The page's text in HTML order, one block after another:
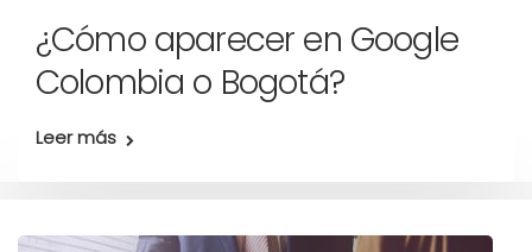
¿Cómo aparecer en Google
Colombia o Bogotá?
Leer más